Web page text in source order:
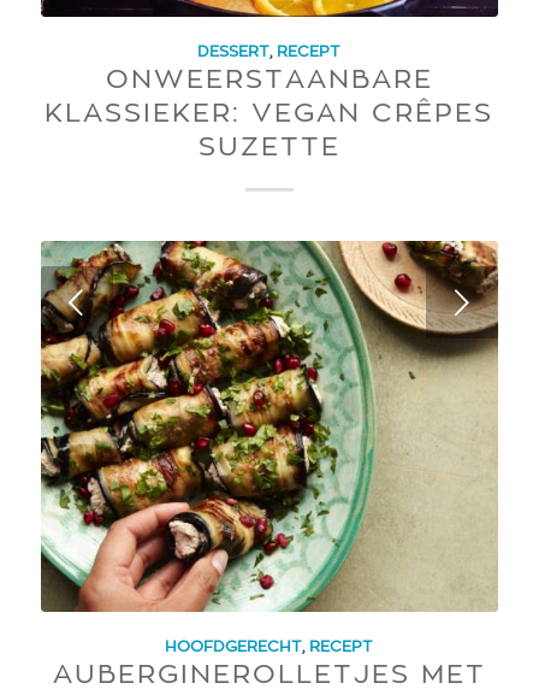
DESSERT, RECEPT
ONWEERSTAANBARE
KLASSIEKER: VEGAN CRÊPES
SUZETTE
HOOFDGERECHT, RECEPT
AUBERGINEROLLETJES MET
Next